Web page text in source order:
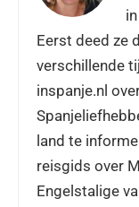
Eerst deed ze
verschillende
inspanje.nl
land te
reisgids over
Engelstalige